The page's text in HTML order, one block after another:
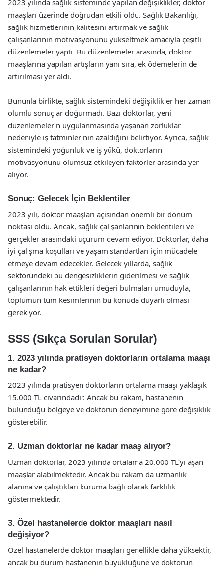
2023 yılında sağlık sisteminde yapılan değişiklikler, doktor
maaşları üzerinde doğrudan etkili oldu. Sağlık Bakanlığı,
sağlık hizmetlerinin kalitesini artırmak ve sağlık
çalışanlarının motivasyonunu yükseltmek amacıyla çeşitli
düzenlemeler yaptı. Bu düzenlemeler arasında, doktor
maaşlarına yapılan artışların yanı sıra, ek ödemelerin de
artırılması yer aldı.
Bununla birlikte, sağlık sistemindeki değişiklikler her zaman
olumlu sonuçlar doğurmadı. Bazı doktorlar, yeni
düzenlemelerin uygulanmasında yaşanan zorluklar
nedeniyle iş tatminlerinin azaldığını belirtiyor. Ayrıca, sağlık
sistemindeki yoğunluk ve iş yükü, doktorların
motivasyonunu olumsuz etkileyen faktörler arasında yer
alıyor.
Sonuç: Gelecek İçin Beklentiler
2023 yılı, doktor maaşları açısından önemli bir dönüm
noktası oldu. Ancak, sağlık çalışanlarının beklentileri ve
gerçekler arasındaki uçurum devam ediyor. Doktorlar, daha
iyi çalışma koşulları ve yaşam standartları için mücadele
etmeye devam edecekler. Gelecek yıllarda, sağlık
sektöründeki bu dengesizliklerin giderilmesi ve sağlık
çalışanlarının hak ettikleri değeri bulmaları umuduyla,
toplumun tüm kesimlerinin bu konuda duyarlı olması
gerekiyor.
SSS (Sıkça Sorulan Sorular)
1. 2023 yılında pratisyen doktorların ortalama maaşı
ne kadar?
2023 yılında pratisyen doktorların ortalama maaşı yaklaşık
15.000 TL civarındadır. Ancak bu rakam, hastanenin
bulunduğu bölgeye ve doktorun deneyimine göre değişiklik
gösterebilir.
2. Uzman doktorlar ne kadar maaş alıyor?
Uzman doktorlar, 2023 yılında ortalama 20.000 TL’yi aşan
maaşlar alabilmektedir. Ancak bu rakam da uzmanlık
alanına ve çalıştıkları kuruma bağlı olarak farklılık
göstermektedir.
3. Özel hastanelerde doktor maaşları nasıl
değişiyor?
Özel hastanelerde doktor maaşları genellikle daha yüksektir,
ancak bu durum hastanenin büyüklüğüne ve doktorun